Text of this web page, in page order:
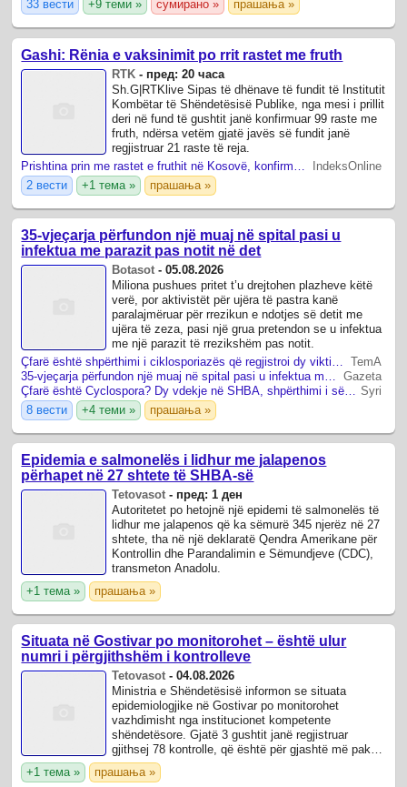
33 вести
+9 теми » сумирано » прашања »
Gashi: Rënia e vaksinimit po rrit rastet me fruth
RTK - пред: 20 часа
Sh.G|RTKlive Sipas të dhënave të fundit të Institutit
Kombëtar të Shëndetësisë Publike, nga mesi i prillit
deri në fund të gushtit janë konfirmuar 99 raste me
fruth, ndërsa vetëm gjatë javës së fundit janë
regjistruar 21 raste të reja.
IndeksOnline
2 вести
+1 тема » прашања »
35-vjeçarja përfundon një muaj në spital pasi u
infektua me parazit pas notit në det
Botasot -05.08.2026
Miliona pushues pritet t’u drejtohen plazheve këtë
verë, por aktivistët për ujëra të pastra kanë
paralajmëruar për rrezikun e ndotjes së detit me
ujëra të zeza, pasi një grua pretendon se u infektua
me një parazit të rrezikshëm pas notit.
TemA
Gazeta
Syri
8 вести
+4 теми » прашања »
Epidemia e salmonelës i lidhur me jalapenos
përhapet në 27 shtete të SHBA-së
Tetovasot - пред: 1 ден
Autoritetet po hetojnë një epidemi të salmonelës të
lidhur me jalapenos që ka sëmurë 345 njerëz në 27
shtete, tha në një deklaratë Qendra Amerikane për
Kontrollin dhe Parandalimin e Sëmundjeve (CDC),
transmeton Anadolu.
+1 тема »
прашања »
Situata në Gostivar po monitorohet – është ulur
numri i përgjithshëm i kontrolleve
Tetovasot -04.08.2026
Ministria e Shëndetësisë informon se situata
epidemiologjike në Gostivar po monitorohet
vazhdimisht nga institucionet kompetente
shëndetësore. Gjatë 3 gushtit janë regjistruar
gjithsej 78 kontrolle, që është për gjashtë më pak
krahasuar me një ditë më parë, kur ishin evidentuar
...
+1 тема » прашања »